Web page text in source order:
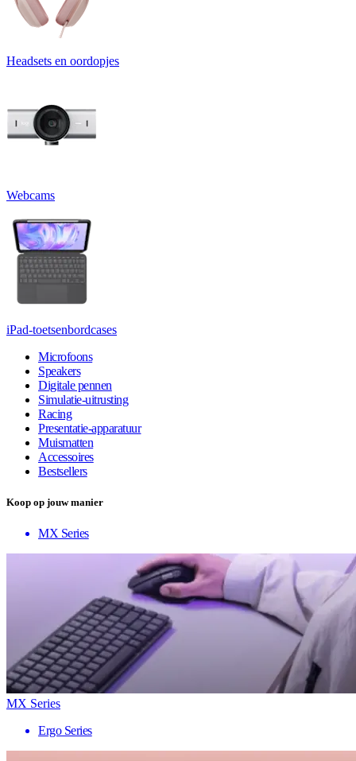
Headsets en oordopjes
Webcams
iPad-toetsenbordcases
Microfoons
Speakers
Digitale pennen
Simulatie-uitrusting
Racing
Presentatie-apparatuur
Muismatten
Accessoires
Bestsellers
Koop op jouw manier
MX Series
MX Series
Ergo Series